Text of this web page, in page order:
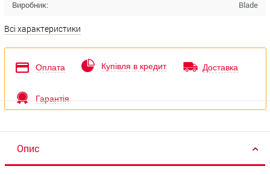
Виробник: Blade
Всі характеристики
Оплата Купівля в кредит Доставка
Гарантія
Опис